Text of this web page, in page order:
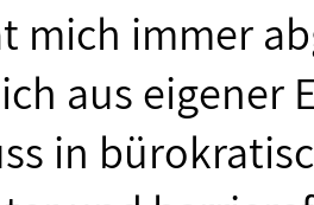
mich immer
aus
in